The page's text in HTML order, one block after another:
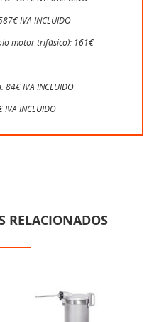
IVA INCLUIDO
motor trifásico): 161€
IVA INCLUIDO
INCLUIDO
RELACIONADOS